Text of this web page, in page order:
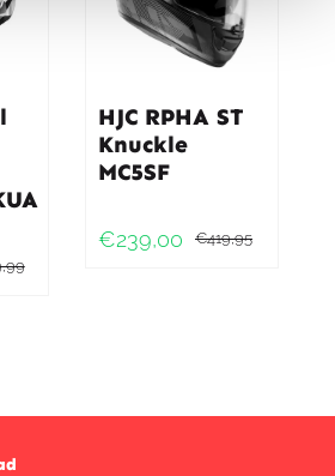
HJC RPHA ST
Knuckle
MC5SF
€419,95
€239,00